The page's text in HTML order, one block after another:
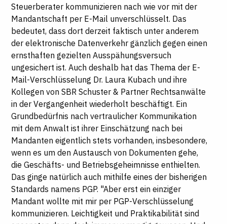
Steuerberater kommunizieren nach wie vor mit der
Mandantschaft per E-Mail unverschlüsselt. Das
bedeutet, dass dort derzeit faktisch unter anderem
der elektronische Datenverkehr gänzlich gegen einen
ernsthaften gezielten Ausspähungsversuch
ungesichert ist. Auch deshalb hat das Thema der E-
Mail-Verschlüsselung Dr. Laura Kubach und ihre
Kollegen von SBR Schuster & Partner Rechtsanwälte
in der Vergangenheit wiederholt beschäftigt. Ein
Grundbedürfnis nach vertraulicher Kommunikation
mit dem Anwalt ist ihrer Einschätzung nach bei
Mandanten eigentlich stets vorhanden, insbesondere,
wenn es um den Austausch von Dokumenten gehe,
die Geschäfts- und Betriebsgeheimnisse enthielten.
Das ginge natürlich auch mithilfe eines der bisherigen
Standards namens PGP. "Aber erst ein einziger
Mandant wollte mit mir per PGP-Verschlüsselung
kommunizieren. Leichtigkeit und Praktikabilität sind